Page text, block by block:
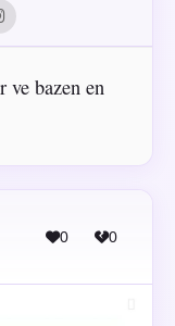
ve bazen en
0 0